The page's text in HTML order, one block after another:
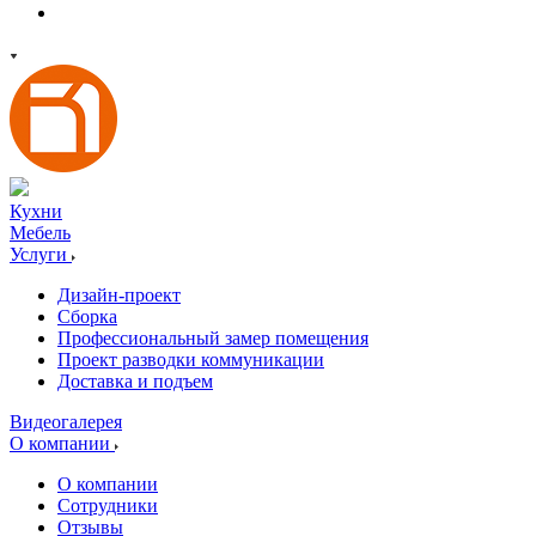
Кухни
Мебель
Услуги
Дизайн-проект
Сборка
Профессиональный замер помещения
Проект разводки коммуникации
Доставка и подъем
Видеогалерея
О компании
О компании
Сотрудники
Отзывы